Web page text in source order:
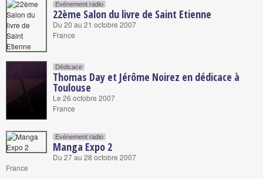
Evénement radio
22ème Salon du livre de Saint Etienne
Du 20 au 21 octobre 2007
France
Dédicace
Thomas Day et Jérôme Noirez en dédicace à
Toulouse
Le 26 octobre 2007
France
Evénement radio
Manga Expo 2
Du 27 au 28 octobre 2007
France